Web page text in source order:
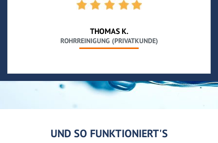
THOMAS K.
ROHRREINIGUNG (PRIVATKUNDE)
UND SO FUNKTIONIERT'S